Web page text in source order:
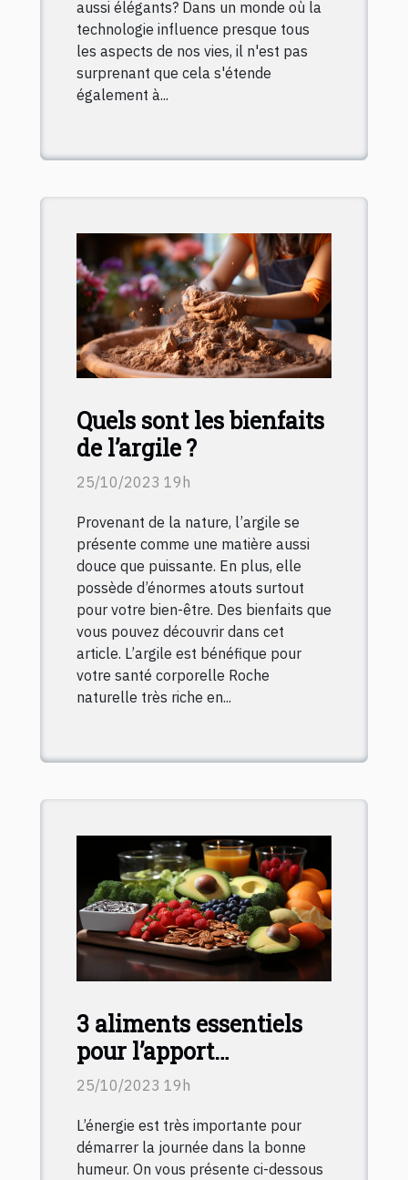
aussi élégants? Dans un monde où la
technologie influence presque tous
les aspects de nos vies, il n'est pas
surprenant que cela s'étende
également à...
Quels sont les bienfaits
de l’argile ?
25/10/2023 19h
Provenant de la nature, l’argile se
présente comme une matière aussi
douce que puissante. En plus, elle
possède d’énormes atouts surtout
pour votre bien-être. Des bienfaits que
vous pouvez découvrir dans cet
article. L’argile est bénéfique pour
votre santé corporelle Roche
naturelle très riche en...
3 aliments essentiels
pour l’apport
énergétique
25/10/2023 19h
L’énergie est très importante pour
démarrer la journée dans la bonne
humeur. On vous présente ci-dessous